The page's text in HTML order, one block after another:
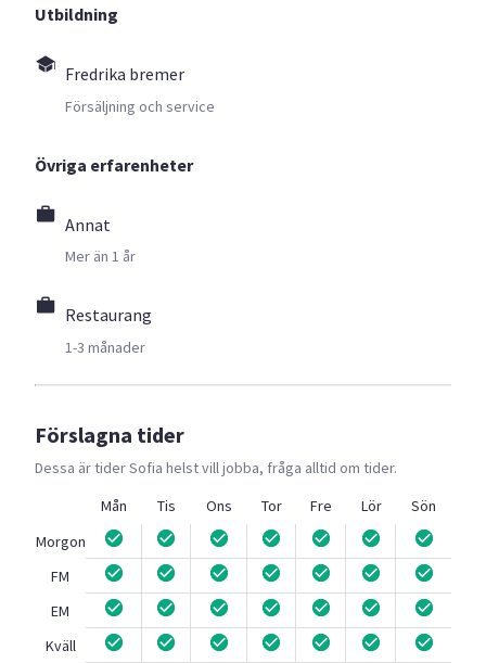
Utbildning
Fredrika bremer
Försäljning och service
Övriga erfarenheter
Annat
Mer än 1 år
Restaurang
1-3 månader
Förslagna tider
Dessa är tiderSofia helst vill jobba, fråga alltid om tider.
Mån
Tis Ons Tor Fre Lör
Sön
Morgon
FM
EM
Kväll